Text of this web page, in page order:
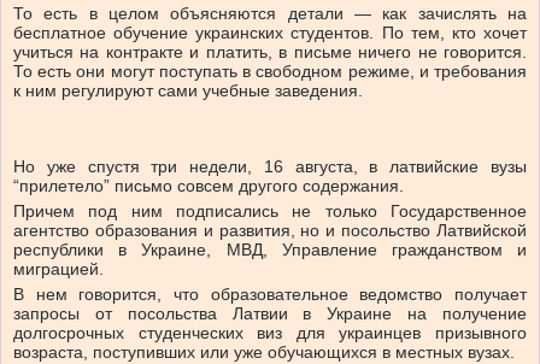
То есть в целом объясняются детали — как зачислять на
бесплатное обучение украинских студентов. По тем, кто хочет
учиться на контракте и платить, в письме ничего не говорится.
То есть они могут поступать в свободном режиме, и требования
к ним регулируют сами учебные заведения.
Но уже спустя три недели, 16 августа, в латвийские вузы
“прилетело” письмо совсем другого содержания.
Причем под ним подписались не только Государственное
агентство образования и развития, но и посольство Латвийской
республики в Украине, МВД, Управление гражданством и
миграцией.
В нем говорится, что образовательное ведомство получает
запросы от посольства Латвии в Украине на получение
долгосрочных студенческих виз для украинцев призывного
возраста, поступивших или уже обучающихся в местных вузах.